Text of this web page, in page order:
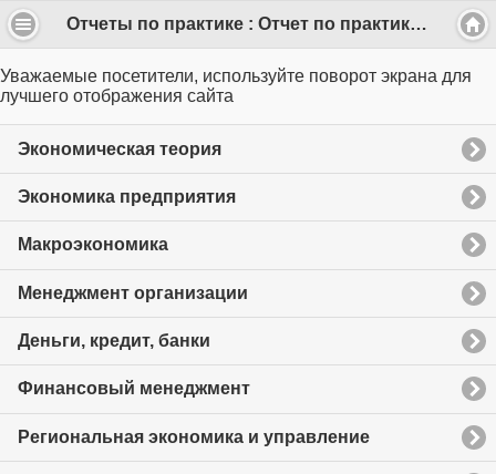
Отчеты по практике : Отчет по практике: ООО «Intimissimi» - торговля (24 стр.)
Уважаемые посетители, используйте поворот экрана для
лучшего отображения сайта
Экономическая теория
Экономика предприятия
Макроэкономика
Менеджмент организации
Деньги, кредит, банки
Финансовый менеджмент
Региональная экономика и управление